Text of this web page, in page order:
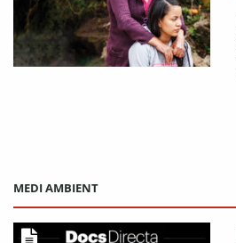
MEDI AMBIENT